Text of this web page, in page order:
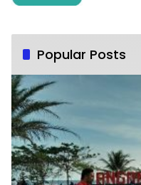
Popular Posts